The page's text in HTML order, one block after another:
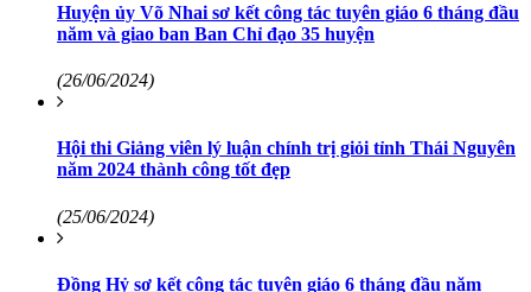
Huyện ủy Võ Nhai sơ kết công tác tuyên giáo 6 tháng đầu
năm và giao ban Ban Chỉ đạo 35 huyện
(26/06/2024)
Hội thi Giảng viên lý luận chính trị giỏi tỉnh Thái Nguyên
năm 2024 thành công tốt đẹp
(25/06/2024)
Đồng Hỷ sơ kết công tác tuyên giáo 6 tháng đầu năm